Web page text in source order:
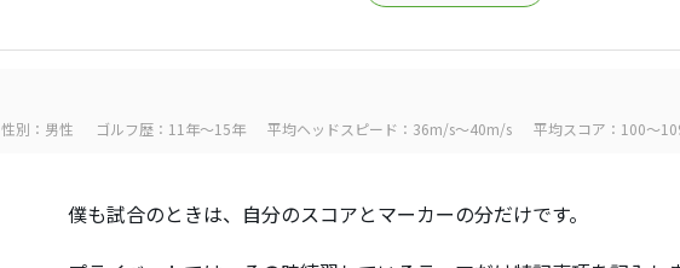
性別：男性 ゴルフ歴：11年～15年 平均ヘッドスピード：36m/s～40m/s 平均スコア：100～
僕も試合のときは、自分のスコアとマーカーの分だけです。